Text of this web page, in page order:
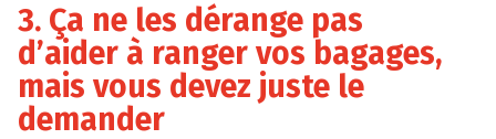
3. Ça ne les dérange pas
d’aider à ranger vos bagages,
mais vous devez juste le
demander